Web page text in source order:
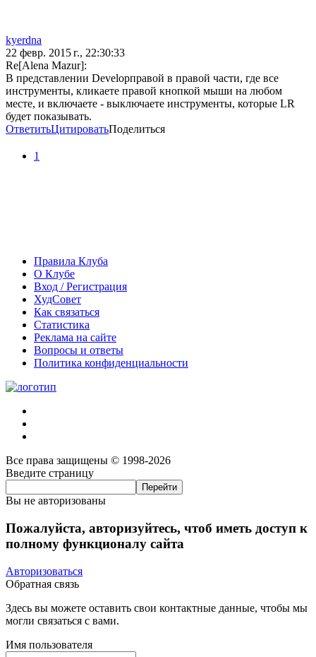
kyerdna
22 февр. 2015 г., 22:30:33
Re[Alena Mazur]:
В представлении Developправой в правой части, где все
инструменты, кликаете правой кнопкой мыши на любом
месте, и включаете - выключаете инструменты, которые LR
будет показывать.
ОтветитьЦитироватьПоделиться
1
Правила Клуба
О Клубе
Вход / Регистрация
ХудСовет
Как связаться
Статистика
Реклама на сайте
Вопросы и ответы
Политика конфиденциальности
Все права защищены © 1998-2026
Введите страницу
Вы не авторизованы
Пожалуйста, авторизуйтесь, чтоб иметь доступ к
полному функционалу сайта
Авторизоваться
Обратная связь
Здесь вы можете оставить свои контактные данные, чтобы мы
могли связаться с вами.
Имя пользователя